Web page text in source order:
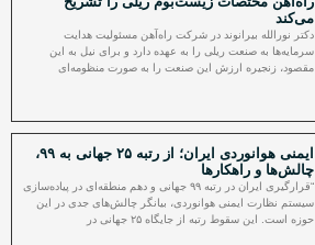
می‌کند
دکتر نورالله بیرانوند در شرکت راه‌آهن مسئولیت هدایت
سرمایه‌ها به صنعت ریلی را به عهده دارد و برای نیل به این
مقصود، زنجیره ارزش این صنعت را به صورت منظومه‌ای
ایمنی هوانوردی ایران؛ از رتبه ۲۵ جهانی به ۹۹،
چالش‌ها و راهکارها
“قرارگیری ایران در رتبه ۹۹ جهانی و دهم منطقه‌ای در پیاده‌سازی
سیستم نظارت ایمنی هوانوردی، بیانگر چالش‌های جدی در این
حوزه است. این سقوط رتبه از جایگاه ۲۵ جهانی در